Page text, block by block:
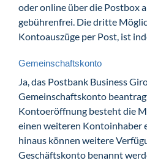
oder online über die Postbox
gebührenfrei. Die dritte
Kontoauszüge per Post, ist
Gemeinschaftskonto
Ja, das Postbank Business
Gemeinschaftskonto
Kontoeröffnung besteht die
einen weiteren Kontoinhaber
hinaus können weitere
Geschäftskonto benannt